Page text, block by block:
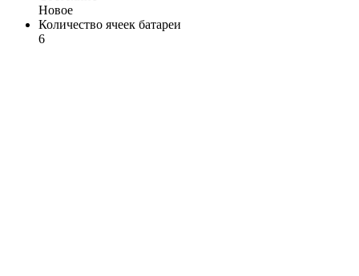
Новое
Количество ячеек батареи
6